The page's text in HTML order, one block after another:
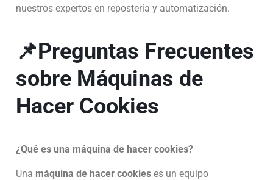
nuestros expertos en repostería y automatización.
📌Preguntas Frecuentes
sobre Máquinas de
Hacer Cookies
¿Qué es una máquina de hacer cookies?
Una máquina de hacer cookies es un equipo